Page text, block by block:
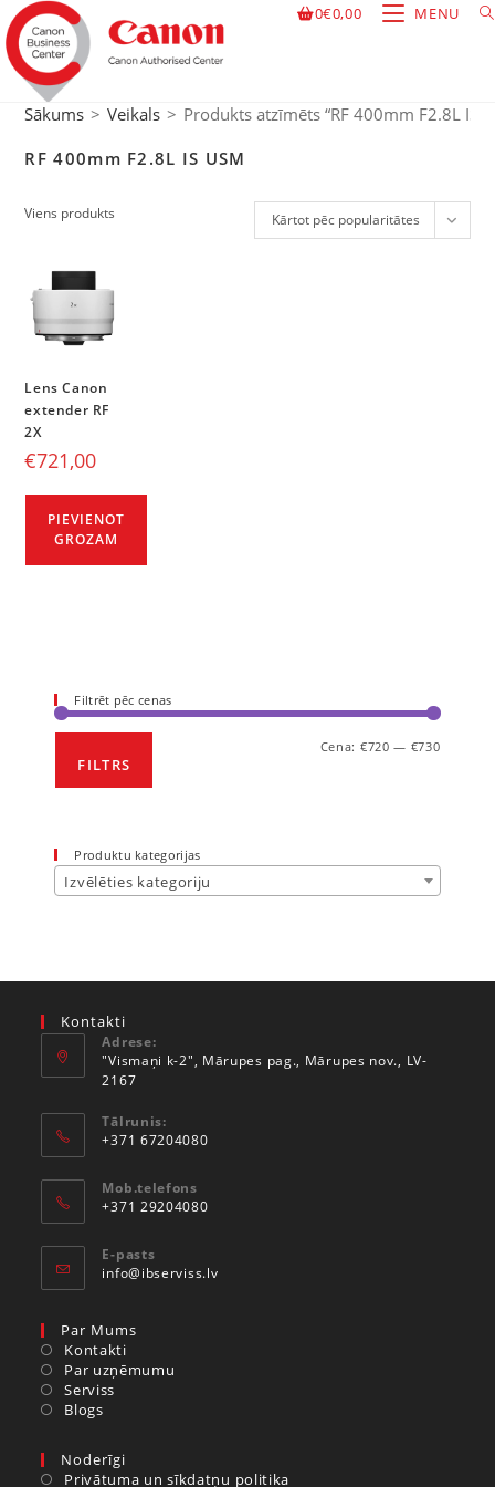
0€0,00 MENU
Sākums > Veikals > Produkts atzīmēts “RF 400mm F2.8L IS
RF 400mm F2.8L IS USM
Viens produkts Kārtot pēc popularitātes
Lens Canon
extender RF
2X
€721,00
PIEVIENOT
GROZAM
Filtrēt pēc cenas
FILTRS
Cena: €720 — €730
Produktu kategorijas
Izvēlēties kategoriju
Kontakti
Adrese:
"Vismaņi k-2", Mārupes pag., Mārupes nov., LV-
2167
Tālrunis:
+371 67204080
Mob.telefons
+371 29204080
E-pasts
info@ibserviss.lv
Par Mums
Kontakti
Par uzņēmumu
Serviss
Blogs
Noderīgi
Privātuma un sīkdatņu politika